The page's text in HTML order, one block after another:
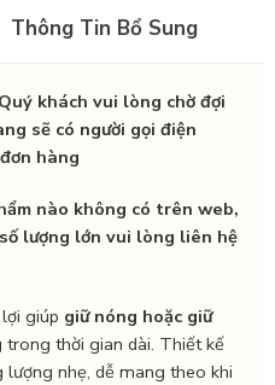
Thông Tin Bổ Sung
khách vui lòng chờ đợi
sẽ có người gọi điện
hàng
nào không có trên web,
lượng lớn vui lòng liên hệ
giúp giữ nóng hoặc giữ
trong thời gian dài. Thiết kế
lượng nhẹ, dễ mang theo khi